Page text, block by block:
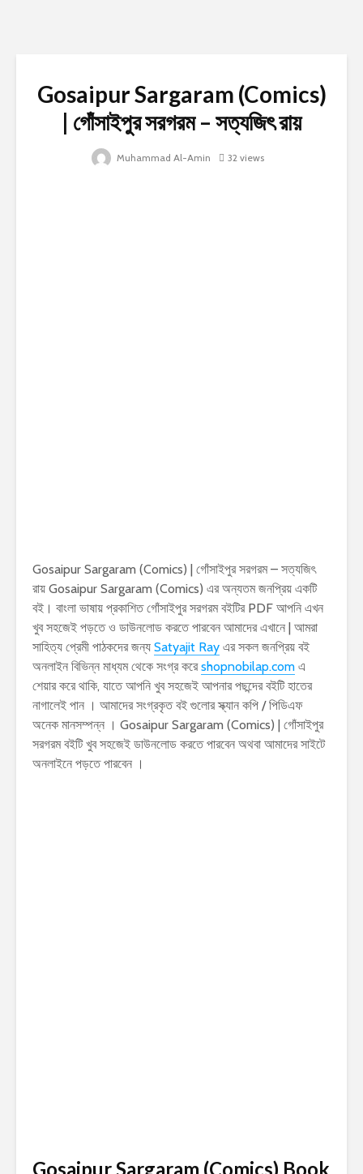
Gosaipur Sargaram (Comics)
| গোঁসাইপুর সরগরম – সত্যজিৎ রায়
Muhammad Al-Amin 32 views
Gosaipur Sargaram (Comics) | গোঁসাইপুর সরগরম – সত্যজিৎ
রায় Gosaipur Sargaram (Comics) এর অন্যতম জনপ্রিয় একটি
বই। বাংলা ভাষায় প্রকাশিত গোঁসাইপুর সরগরম বইটির PDF আপনি এখন
খুব সহজেই পড়তে ও ডাউনলোড করতে পারবেন আমাদের এখানে | আমরা
সাহিত্য প্রেমী পাঠকদের জন্য Satyajit Ray এর সকল জনপ্রিয় বই
অনলাইন বিভিন্ন মাধ্যম থেকে সংগ্র করেshopnobilap.com এ
শেয়ার করে থাকি, যাতে আপনি খুব সহজেই আপনার পছন্দের বইটি হাতের
নাগালেই পান । আমাদের সংগ্রকৃত বই গুলোর স্ক্যান কপি / পিডিএফ
অনেক মানসম্পন্ন । Gosaipur Sargaram (Comics) | গোঁসাইপুর
সরগরম বইটি খুব সহজেই ডাউনলোড করতে পারবেন অথবা আমাদের সাইটে
অনলাইনে পড়তে পারবেন ।
Gosaipur Sargaram (Comics) Book